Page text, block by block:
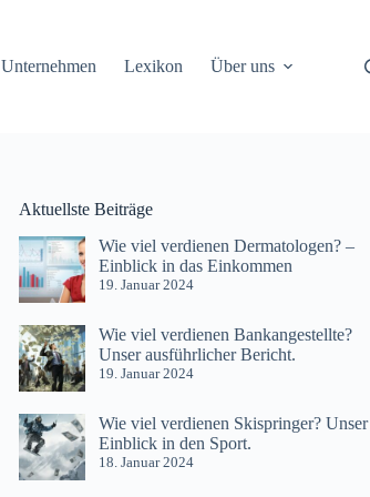
Unternehmen Lexikon Über uns
Aktuellste Beiträge
Wie viel verdienen Dermatologen? –
Einblick in das Einkommen
19. Januar 2024
Wie viel verdienen Bankangestellte?
Unser ausführlicher Bericht.
19. Januar 2024
Wie viel verdienen Skispringer? Unser
Einblick in den Sport.
18. Januar 2024